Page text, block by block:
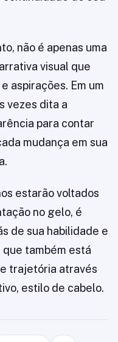
não é apenas uma
visual que
aspirações. Em um
vezes dita a
para contar
mudança em sua
estarão voltados
no gelo, é
de sua habilidade e
também está
trajetória através
estilo de cabelo.